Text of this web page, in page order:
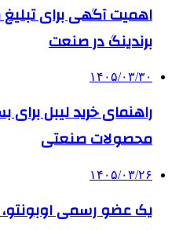
اهمیت آگهی برای
برندینگ در صنعت
۱۴۰۵/۰۳/۳۰
راهنمای خرید لیبل
محصولات صنعتی
۱۴۰۵/۰۳/۲۶
یک عضو رسمی